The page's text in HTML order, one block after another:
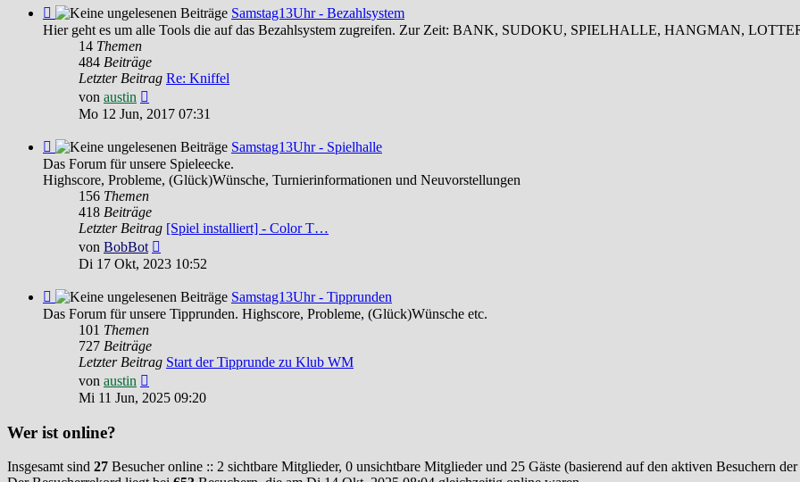
Feed
-
Samstag13Uhr
Bezahlsystem
Samstag13Uhr - Bezahlsystem
Hier geht es um alle Tools die auf das Bezahlsystem zugreifen. Zur Zeit: BANK, SUDOKU, SPIELHALLE, HANGMAN,
14 Themen
484 Beiträge
Letzter Beitrag Re: Kniffel
von austin
Beitrag
Mo 12 Jun, 2017 07:31
Feed
-
Samstag13Uhr
Spielhalle
Samstag13Uhr - Spielhalle
Das Forum für unsere Spieleecke.
Highscore, Probleme, (Glück)Wünsche, Turnierinformationen und Neuvorstellungen
156 Themen
418 Beiträge
Letzter Beitrag [Spiel installiert] - Color T…
von BobBot
Beitrag
Di 17 Okt, 2023 10:52
Feed
-
Samstag13Uhr
Tipprunden
Samstag13Uhr - Tipprunden
Das Forum für unsere Tipprunden. Highscore, Probleme, (Glück)Wünsche etc.
101 Themen
727 Beiträge
Letzter Beitrag Start der Tipprunde zu Klub WM
von austin
Beitrag
Mi 11 Jun, 2025 09:20
Wer ist online?
Insgesamt sind 27 Besucher online :: 2 sichtbare Mitglieder, 0 unsichtbare Mitglieder und 25 Gäste (basierend auf den aktiven Besuchern